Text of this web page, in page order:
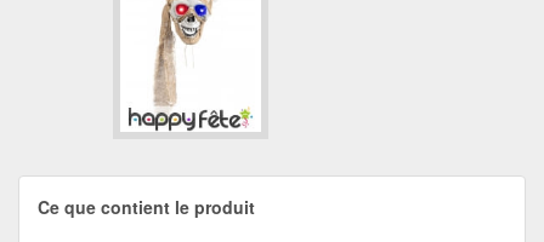
Ce que contient le produit